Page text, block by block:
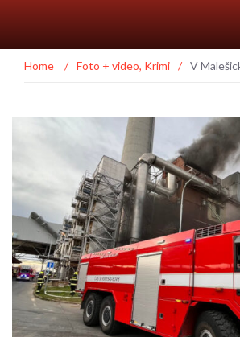
Home / Foto + video, Krimi / V